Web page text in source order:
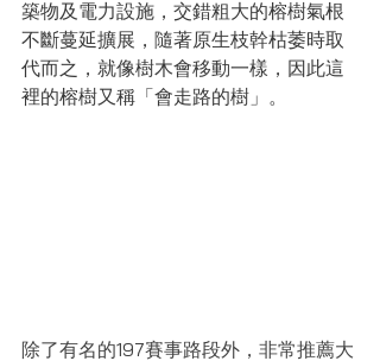
築物及電力設施，交錯粗大的榕樹氣根
不斷蔓延擴展，隨著原生枝幹枯萎時取
代而之，就像樹木會移動一樣，因此這
裡的榕樹又稱「會走路的樹」。
除了有名的197賽事路段外，非常推薦大